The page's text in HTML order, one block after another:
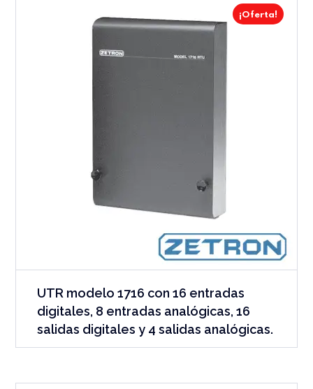
¡Oferta!
UTR modelo 1716 con 16 entradas
digitales, 8 entradas analógicas, 16
salidas digitales y 4 salidas analógicas.